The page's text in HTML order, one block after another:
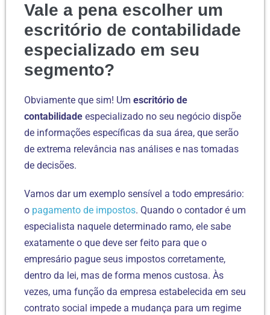
Vale a pena escolher um
escritório de contabilidade
especializado em seu
segmento?
Obviamente que sim! Um escritório de
contabilidade especializado no seu negócio dispõe
de informações específicas da sua área, que serão
de extrema relevância nas análises e nas tomadas
de decisões.
Vamos dar um exemplo sensível a todo empresário:
o pagamento de impostos. Quando o contador é um
especialista naquele determinado ramo, ele sabe
exatamente o que deve ser feito para que o
empresário pague seus impostos corretamente,
dentro da lei, mas de forma menos custosa. Às
vezes, uma função da empresa estabelecida em seu
contrato social impede a mudança para um regime